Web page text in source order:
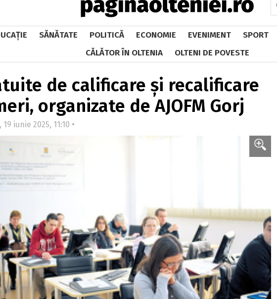
SĂNĂTATE POLITICĂ ECONOMIE EVENIMENT SPORT
CĂLĂTOR ÎN OLTENIA
OLTENI DE POVESTE
de calificare și recalificare
organizate de AJOFM Gorj
iunie 2025, 11:10 •